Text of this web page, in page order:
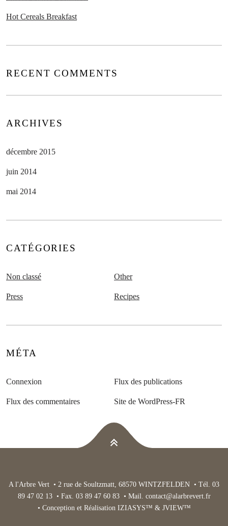
Hot Cereals Breakfast
RECENT COMMENTS
ARCHIVES
décembre 2015
juin 2014
mai 2014
CATÉGORIES
Non classé Other
Press Recipes
MÉTA
Connexion Flux des publications
Flux des commentaires Site de WordPress-FR
A l'Arbre Vert • 2 rue de Soultzmatt, 68570 WINTZFELDEN • Tél. 03
89 47 02 13 • Fax. 03 89 47 60 83 • Mail. contact@alarbrevert.fr
• Conception et Réalisation IZIASYS™ & JVIEW™